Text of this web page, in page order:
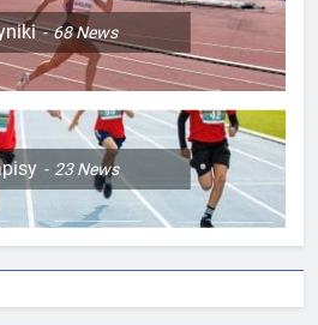
68News
23News